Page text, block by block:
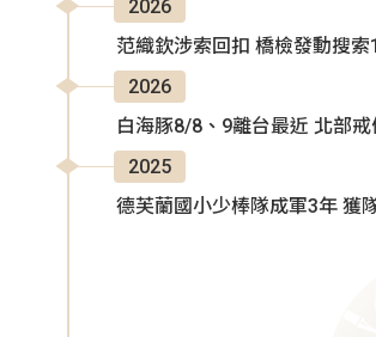
2026
范織欽涉索回扣 橋檢發動搜
2026
白海豚8/8、9離台最近 北部
2025
德芙蘭國小少棒隊成軍3年 獲